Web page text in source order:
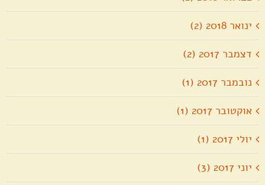
ינואר 2018 (2)
דצמבר 2017 (2)
נובמבר 2017 (1)
אוקטובר 2017 (1)
יולי 2017 (1)
יוני 2017 (3)